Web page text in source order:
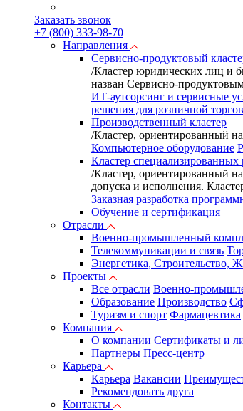
Заказать звонок
+7 (800) 333-98-70
Направления
Сервисно-продуктовый
/Кластер юридических лиц и
назван Сервисно-
ИТ-аутсорсинг и сервисные
решения для розничной
Производственный кластер
/Кластер, ориентированный
Компьютерное оборудование
Кластер
/Кластер, ориентированный
допуска и исполнения.
Заказная разработка
Обучение и сертификация
Отрасли
Военно-промышленный
Телекоммуникации и связь
Энергетика, Строительство,
Проекты
Все отрасли Военно-
Образование Производство
Туризм и спорт Фармацевтика
Компания
О компании Сертификаты и
Партнеры Пресс-центр
Карьера
Карьера Вакансии
Рекомендовать друга
Контакты